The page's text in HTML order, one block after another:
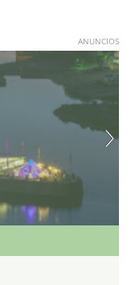
ANUNCIOS